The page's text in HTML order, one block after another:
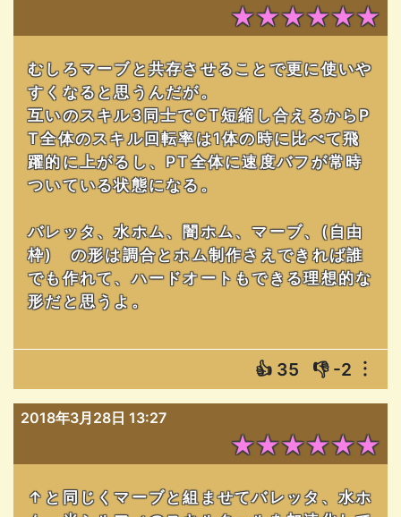
★★★★★★
むしろマーブと共存させることで更に使いや
すくなると思うんだが。
互いのスキル3同士でCT短縮し合えるからP
T全体のスキル回転率は1体の時に比べて飛
躍的に上がるし、PT全体に速度バフが常時
ついている状態になる。
バレッタ、水ホム、闇ホム、マーブ、(自由
枠) の形は調合とホム制作さえできれば誰
でも作れて、ハードオートもできる理想的な
形だと思うよ。
👍 35 👎 -2 ︙
2018年3月28日 13:27
★★★★★★
↑と同じくマーブと組ませてバレッタ、水ホ